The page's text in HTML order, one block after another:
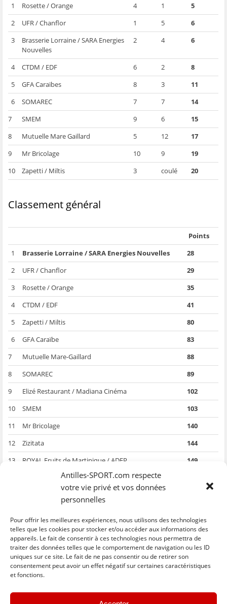
Antilles-SPORT.com respecte
votre vie privé et vos données
personnelles
Pour offrir les meilleures expériences, nous utilisons des technologies
telles que les cookies pour stocker et/ou accéder aux informations des
appareils. Le fait de consentir à ces technologies nous permettra de
traiter des données telles que le comportement de navigation ou les ID
uniques sur ce site. Le fait de ne pas consentir ou de retirer son
consentement peut avoir un effet négatif sur certaines caractéristiques
et fonctions.
1
Rosette / Orange 4 1
5
2
UFR / Chanflor 1 5
6
3
Brasserie Lorraine / SARA Energies
Nouvelles
2 4 6
4 CTDM / EDF 6 2
8
5
GFA Caraïbes 8 3
11
6
SOMAREC 7 7
14
7
SMEM 9 6
15
8
Mutuelle Mare Gaillard 5 12
17
9
Mr Bricolage 10 9
19
10
Zapetti / Miltis 3 coulé 20
Classement général
Points
1
Brasserie Lorraine / SARA Energies Nouvelles
28
2
UFR / Chanflor
29
3
Rosette / Orange
35
4
CTDM / EDF
41
5
Zapetti / Miltis
80
6
GFA Caraïbe
83
7
Mutuelle Mare-Gaillard
88
8
SOMAREC
89
9
Elizé Restaurant / Madiana Cinéma
102
10
SMEM
103
11
Mr Bricolage
140
12
Zizitata
144
13
ROYAL Fruits de Martinique / ADEP
149
Barème :
Absent 27 points ; Disqualification 23 points ; coulé 17 points ; Avarie
18 points ; doublé consécutif -2 points
C
l
C
l
C
l
i
p
C
l
C
l